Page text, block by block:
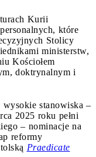
Kurii
które
Stolicy
ministerstw,
Kościołem
doktrynalnym i
stanowiska –
2025 roku pełni
– nominacje na
reformy
Praedicate